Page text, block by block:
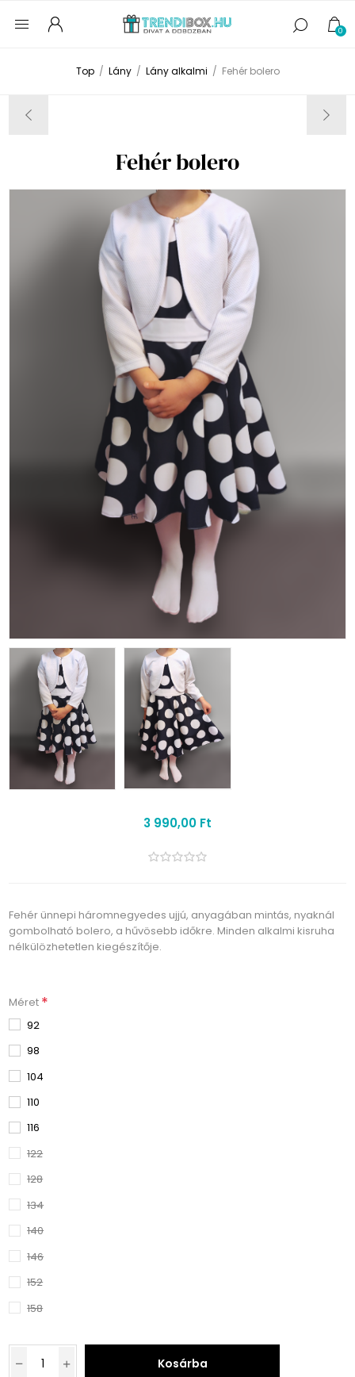
0
Top / Lány / Lány alkalmi / Fehér bolero
Fehér bolero
3 990,00 Ft
Fehér ünnepi háromnegyedes ujjú, anyagában mintás, nyaknál
gombolható bolero, a hűvösebb időkre. Minden alkalmi kisruha
nélkülözhetetlen kiegészítője.
Méret *
92
98
104
110
116
122
128
134
140
146
152
158
Kosárba